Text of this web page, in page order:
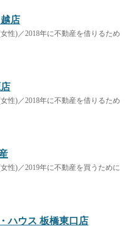
店
性)／2018年に不動産を借りるため
性)／2018年に不動産を借りるため
性)／2019年に不動産を買うために
ハウス 板橋東口店